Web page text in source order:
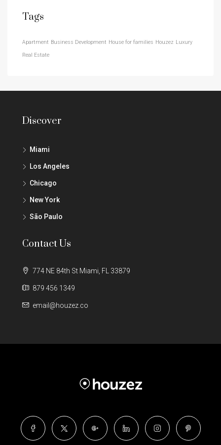
Tags
Apartment Business Development House for families Houzez Luxury
Real Estate
Discover
Miami
Los Angeles
Chicago
New York
São Paulo
Contact Us
774 NE 84th St Miami, FL 33879
879 456 1349
email@houzez.co